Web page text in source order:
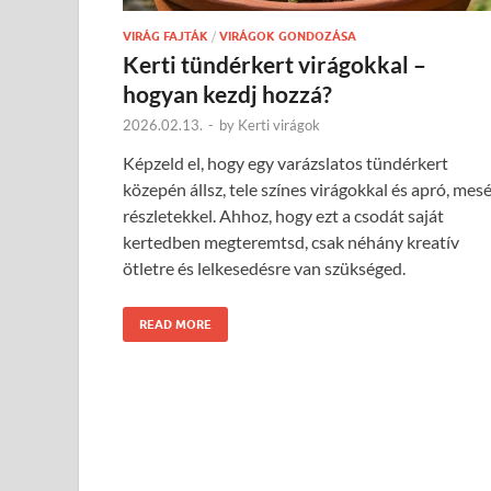
VIRÁG FAJTÁK / VIRÁGOK GONDOZÁSA
Kerti tündérkert virágokkal –
hogyan kezdj hozzá?
2026.02.13. - by Kerti virágok
Képzeld el, hogy egy varázslatos tündérkert
közepén állsz, tele színes virágokkal és apró,
részletekkel. Ahhoz, hogy ezt a csodát saját
kertedben megteremtsd, csak néhány kreatív
ötletre és lelkesedésre van szükséged.
READ MORE